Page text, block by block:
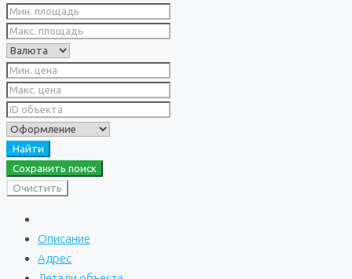
Найти
Сохранить поиск
Очистить
Описание
Адрес